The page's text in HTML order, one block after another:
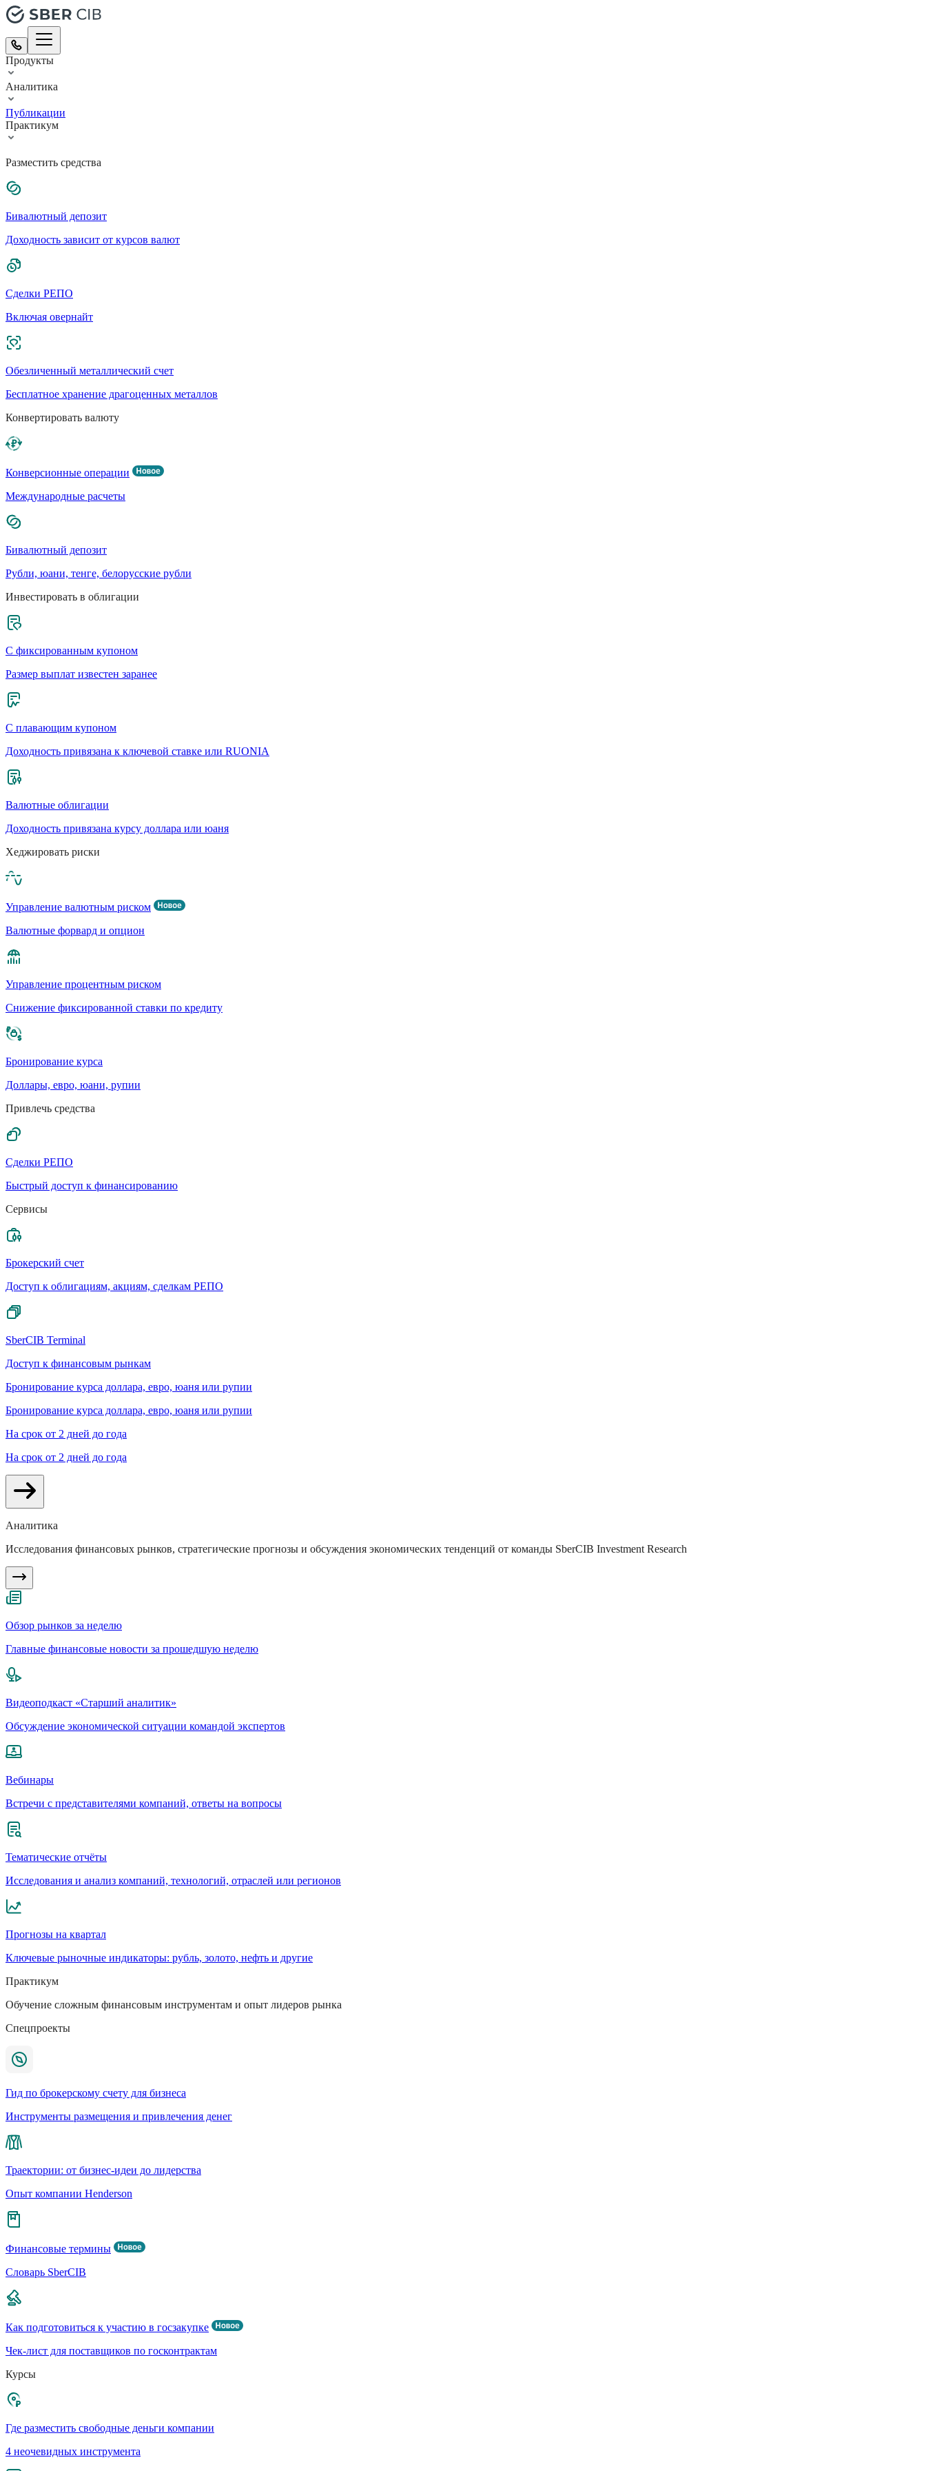
Продукты
Аналитика
Публикации
Практикум
Разместить средства
Бивалютный депозит
Доходность зависит от курсов валют
Сделки РЕПО
Включая овернайт
Обезличенный металлический счет
Бесплатное хранение драгоценных металлов
Конвертировать валюту
Конверсионные операции
Международные расчеты
Бивалютный депозит
Рубли, юани, тенге, белорусские рубли
Инвестировать в облигации
С фиксированным купоном
Размер выплат известен заранее
С плавающим купоном
Доходность привязана к ключевой ставке или RUONIA
Валютные облигации
Доходность привязана курсу доллара или юаня
Хеджировать риски
Управление валютным риском
Валютные форвард и опцион
Управление процентным риском
Cнижение фиксированной ставки по кредиту
Бронирование курса
Доллары, евро, юани, рупии
Привлечь средства
Сделки РЕПО
Быстрый доступ к финансированию
Сервисы
Брокерский счет
Доступ к облигациям, акциям, сделкам РЕПО
SberCIB Terminal
Доступ к финансовым рынкам
Бронирование курса доллара, евро, юаня или рупии
Бронирование курса доллара, евро, юаня или рупии
На срок от 2 дней до года
На срок от 2 дней до года
Аналитика
Исследования финансовых рынков, стратегические прогнозы и обсуждения экономических тенденций от команды SberCIB Investment Research
Обзор рынков за неделю
Главные финансовые новости за прошедшую неделю
Видеоподкаст «Старший аналитик»
Обсуждение экономической ситуации командой экспертов
Вебинары
Встречи с представителями компаний, ответы на вопросы
Тематические отчёты
Исследования и анализ компаний, технологий, отраслей или регионов
Прогнозы на квартал
Ключевые рыночные индикаторы: рубль, золото, нефть и другие
Практикум
Обучение сложным финансовым инструментам и опыт лидеров рынка
Спецпроекты
Гид по брокерскому счету для бизнеса
Инструменты размещения и привлечения денег
Траектории: от бизнес-идеи до лидерства
Опыт компании Henderson
Финансовые термины
Словарь SberCIB
Как подготовиться к участию в госзакупке
Чек-лист для поставщиков по госконтрактам
Курсы
Где разместить свободные деньги компании
4 неочевидных инструмента